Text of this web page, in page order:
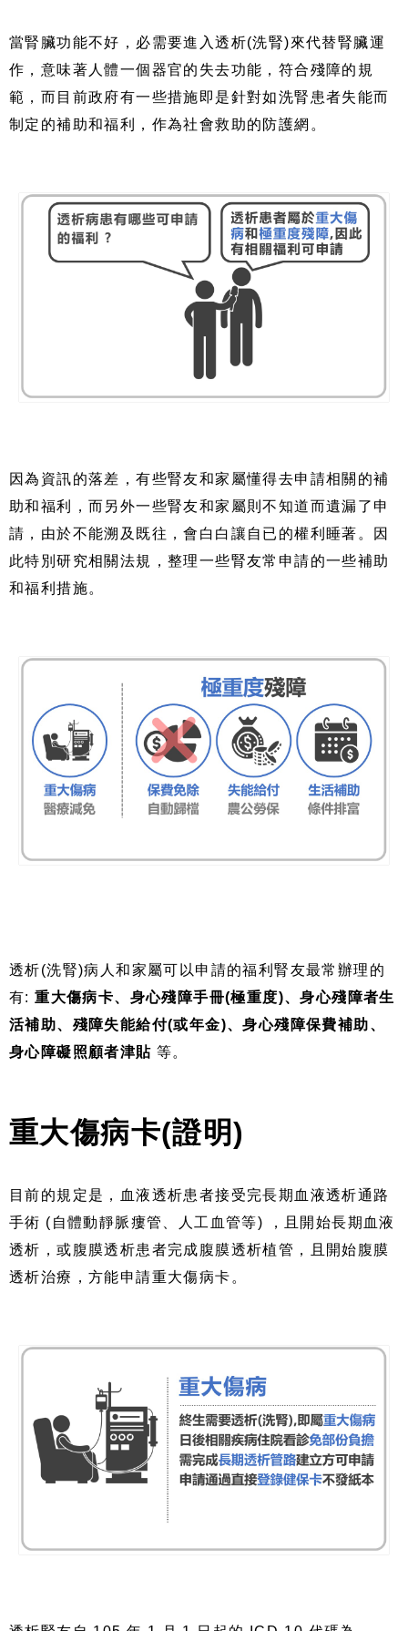
當腎臟功能不好，必需要進入透析(洗腎)來代替腎臟運
作，意味著人體一個器官的失去功能，符合殘障的規
範，而目前政府有一些措施即是針對如洗腎患者失能而
制定的補助和福利，作為社會救助的防護網。
因為資訊的落差，有些腎友和家屬懂得去申請相關的補
助和福利，而另外一些腎友和家屬則不知道而遺漏了申
請，由於不能溯及既往，會白白讓自已的權利睡著。因
此特別研究相關法規，整理一些腎友常申請的一些補助
和福利措施。
透析(洗腎)病人和家屬可以申請的福利腎友最常辦理的
有:重大傷病卡、身心殘障手冊(極重度)、身心殘障者生
活補助、殘障失能給付(或年金)、身心殘障保費補助、
身心障礙照顧者津貼 等。
重大傷病卡(證明)
目前的規定是，血液透析患者接受完長期血液透析通路
手術 (自體動靜脈瘻管、人工血管等) ，且開始長期血液
透析，或腹膜透析患者完成腹膜透析植管，且開始腹膜
透析治療，方能申請重大傷病卡。